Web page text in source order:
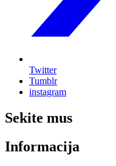
Twitter
Tumblr
instagram
Sekite mus
Informacija